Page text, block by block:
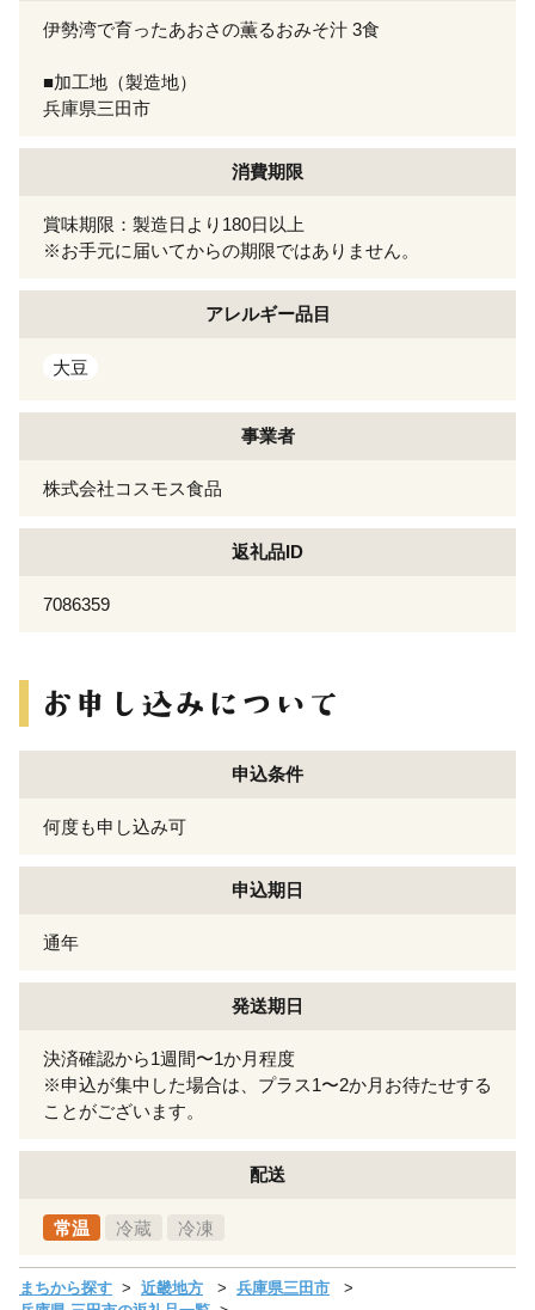
伊勢湾で育ったあおさの薫るおみそ汁 3食
■加工地（製造地）
兵庫県三田市
消費期限
賞味期限：製造日より180日以上
※お手元に届いてからの期限ではありません。
アレルギー品目
大豆
事業者
株式会社コスモス食品
返礼品ID
7086359
申込条件
何度も申し込み可
申込期日
通年
発送期日
決済確認から1週間〜1か月程度
※申込が集中した場合は、プラス1〜2か月お待たせする
ことがございます。
配送
常温 冷蔵 冷凍
まちから探す 近畿地方
兵庫県三田市